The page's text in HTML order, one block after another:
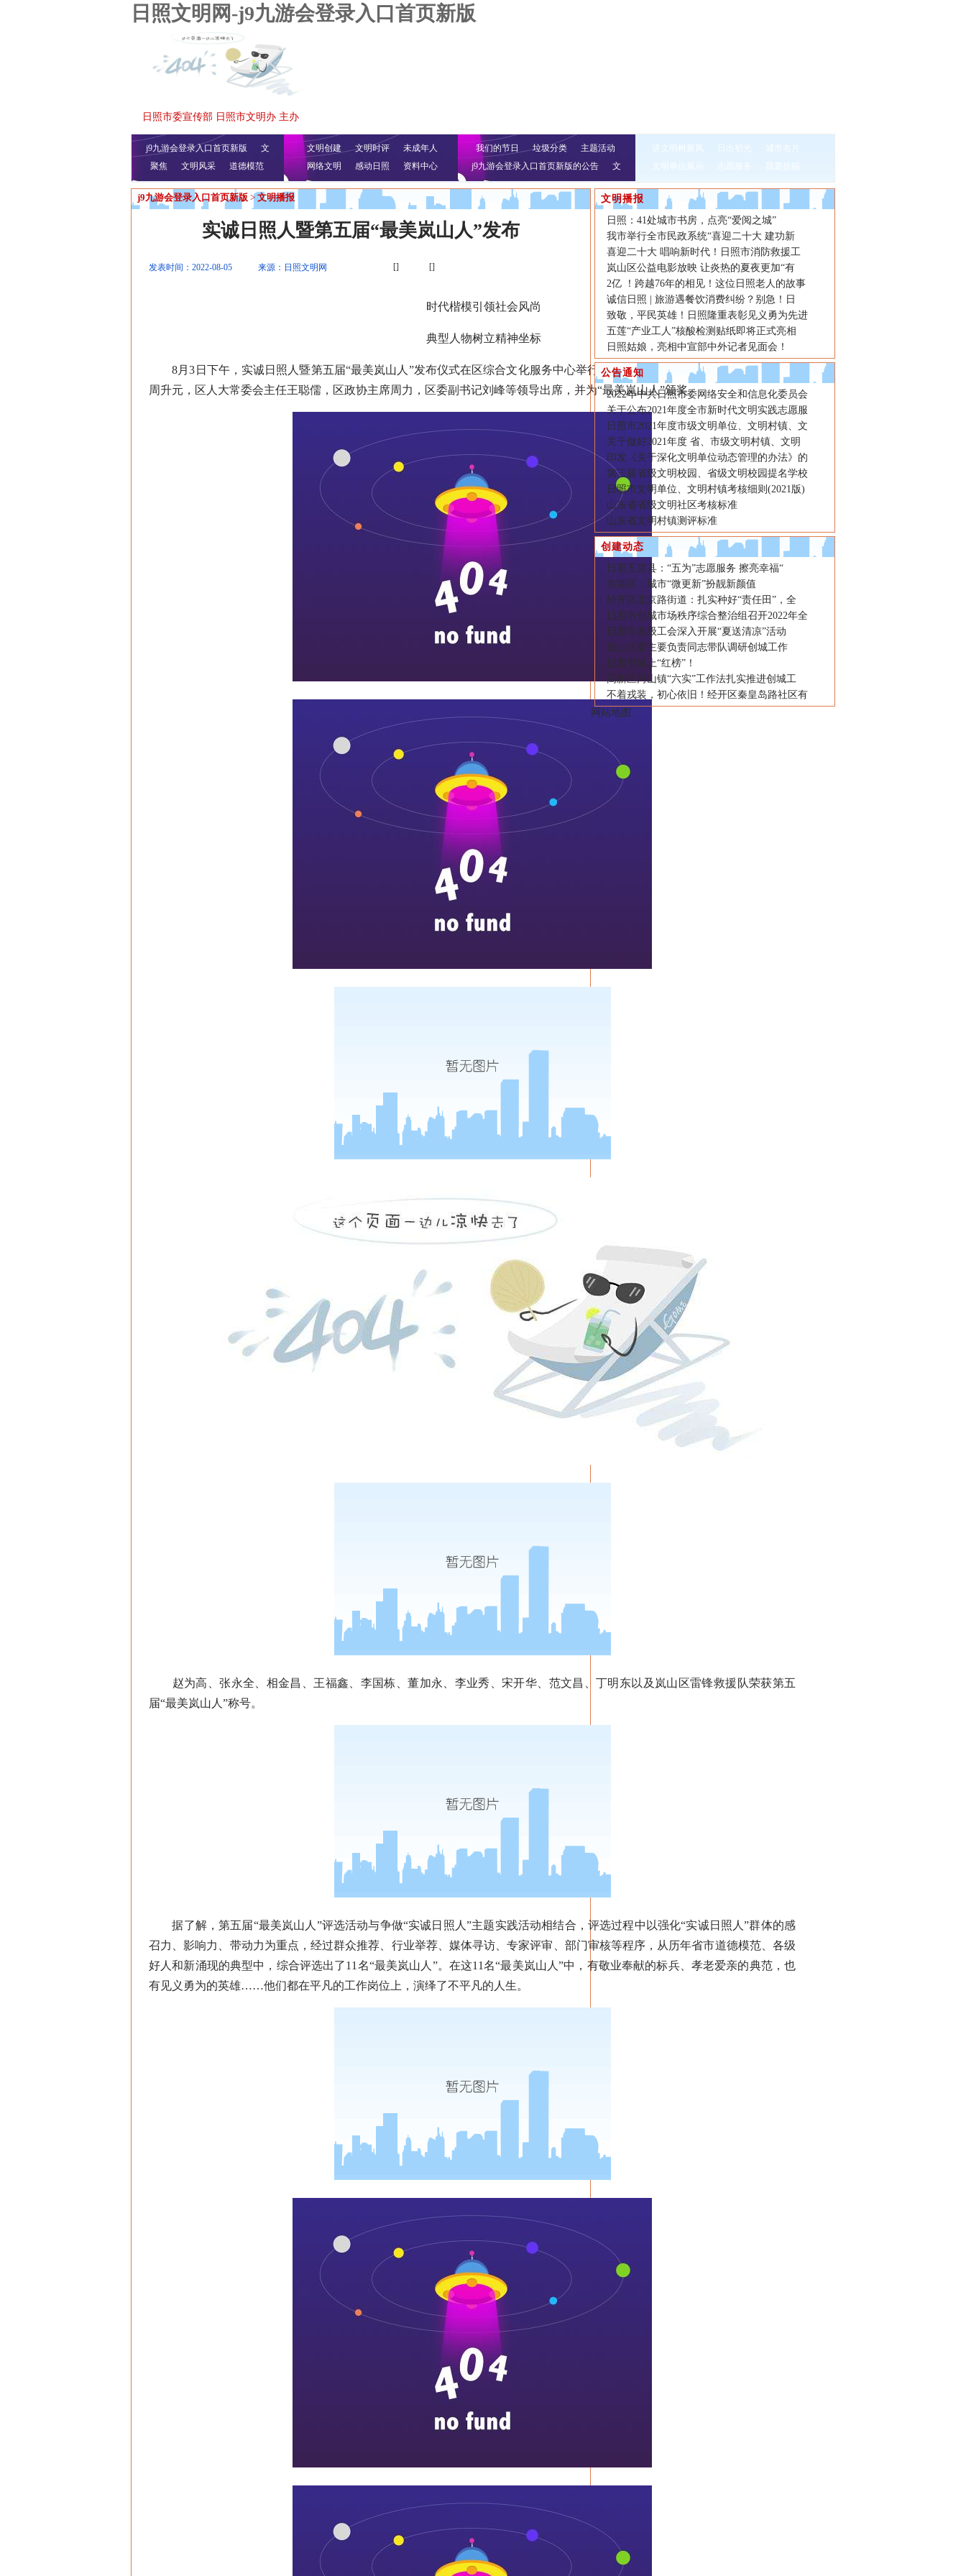
日照文明网-j9九游会登录入口首页新版
日照市委宣传部 日照市文明办 主办
j9九游会登录入口首页新版
文
明播报
公益视频
聚焦 文明风采 道德模范
文明创建 文明时评
未成年人
网络文明
感动日照 资料中心
我们的节日 垃圾分类
主题活动
j9九游会登录入口首页新版的公告
文
明行动
讲文明树新风 日出初光
城市名片
文明单位展示
志愿服务 我要投稿
j9九游会登录入口首页新版 > 文明播报
实诚日照人暨第五届“最美岚山人”发布
发表时间：2022-08-05 来源：日照文明网 [] []
时代楷模引领社会风尚
典型人物树立精神坐标
8月3日下午，实诚日照人暨第五届“最美岚山人”发布仪式在区综合文化服务中心举行。区委书记焦春锋，区委副书记、区长
周升元，区人大常委会主任王聪儒，区政协主席周力，区委副书记刘峰等领导出席，并为“最美岚山人”颁奖。
赵为高、张永全、相金昌、王福鑫、李国栋、董加永、李业秀、宋开华、范文昌、丁明东以及岚山区雷锋救援队荣获第五
届“最美岚山人”称号。
据了解，第五届“最美岚山人”评选活动与争做“实诚日照人”主题实践活动相结合，评选过程中以强化“实诚日照人”群体的感
召力、影响力、带动力为重点，经过群众推荐、行业举荐、媒体寻访、专家评审、部门审核等程序，从历年省市道德模范、各级
好人和新涌现的典型中，综合评选出了11名“最美岚山人”。在这11名“最美岚山人”中，有敬业奉献的标兵、孝老爱亲的典范，也
有见义勇为的英雄……他们都在平凡的工作岗位上，演绎了不平凡的人生。
文明播报
日照：41处城市书房，点亮“爱阅之城”
我市举行全市民政系统“喜迎二十大 建功新
喜迎二十大 唱响新时代！日照市消防救援工
岚山区公益电影放映 让炎热的夏夜更加“有
2亿 ！跨越76年的相见！这位日照老人的故事
诚信日照 | 旅游遇餐饮消费纠纷？别急！日
致敬，平民英雄！日照隆重表彰见义勇为先进
五莲“产业工人”核酸检测贴纸即将正式亮相
日照姑娘，亮相中宣部中外记者见面会！
公告通知
2022年中共日照市委网络安全和信息化委员会
关于公布2021年度全市新时代文明实践志愿服
日照市2021年度市级文明单位、文明村镇、文
关于做好2021年度 省、市级文明村镇、文明
印发《关于深化文明单位动态管理的办法》的
第三届省级文明校园、省级文明校园提名学校
日照市文明单位、文明村镇考核细则(2021版)
山东省省级文明社区考核标准
山东省文明村镇测评标准
创建动态
日照五莲县：“五为”志愿服务 擦亮幸福“
东港区：城市“微更新”扮靓新颜值
经开区北京路街道：扎实种好“责任田”，全
日照市创城市场秩序综合整治组召开2022年全
日照市各级工会深入开展“夏送清凉”活动
岚山区委主要负责同志带队调研创城工作
日照书城上“红榜”！
高新区河山镇“六实”工作法扎实推进创城工
不着戎装，初心依旧！经开区秦皇岛路社区有
网站地图